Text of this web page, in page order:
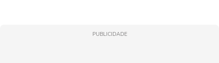
PUBLICIDADE